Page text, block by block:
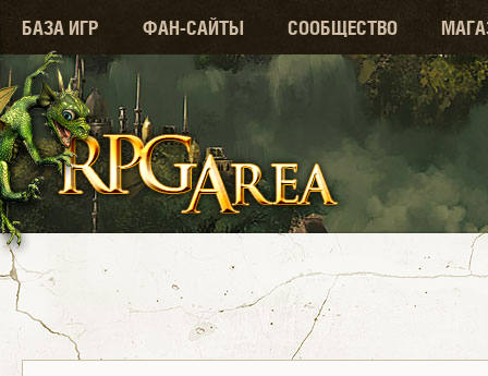
БАЗА ИГР ФАН-САЙТЫ СООБЩЕСТВО